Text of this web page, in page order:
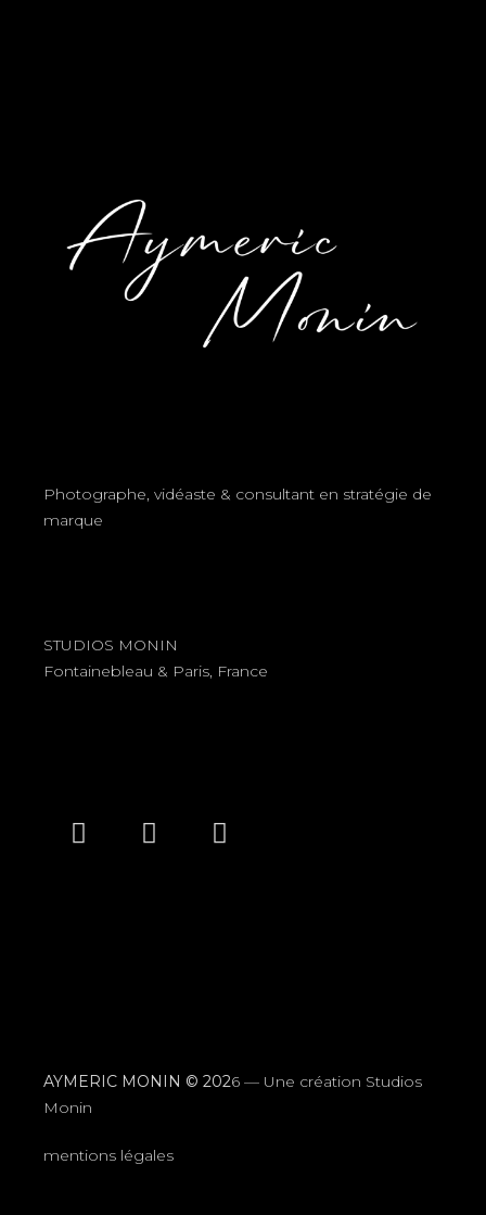
Photographe, vidéaste & consultant en stratégie de
marque
STUDIOS MONIN
Fontainebleau & Paris, France
AYMERIC MONIN © 2026 — Une création Studios
Monin
mentions légales